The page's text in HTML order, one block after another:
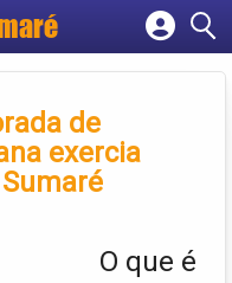
empresa
de
exercia
O que é